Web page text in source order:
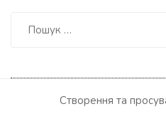
Створення та